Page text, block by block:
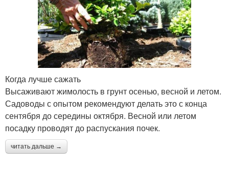
Когда лучше сажать
Высаживают жимолость в грунт осенью, весной и летом.
Садоводы с опытом рекомендуют делать это с конца
сентября до середины октября. Весной или летом
посадку проводят до распускания почек.
читать дальше →